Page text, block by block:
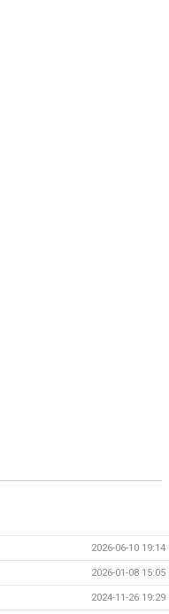
2026-06-10 19:14
2026-01-08 15:05
2024-11-26 19:29